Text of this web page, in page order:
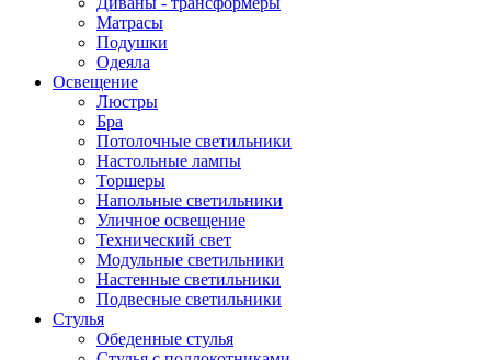
Матрасы
Подушки
Одеяла
Освещение
Люстры
Бра
Потолочные светильники
Настольные лампы
Торшеры
Напольные светильники
Уличное освещение
Технический свет
Модульные светильники
Настенные светильники
Подвесные светильники
Стулья
Обеденные стулья